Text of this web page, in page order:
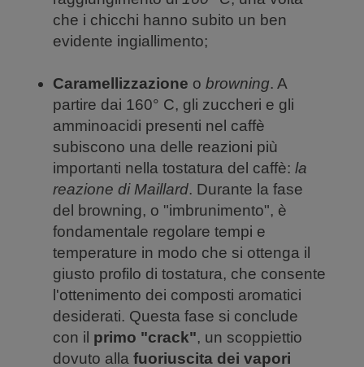
che i chicchi hanno subito un ben
evidente ingiallimento;
Caramellizzazione o browning. A
partire dai 160° C, gli zuccheri e gli
amminoacidi presenti nel caffè
subiscono una delle reazioni più
importanti nella tostatura del caffè: la
reazione di Maillard. Durante la fase
del browning, o "imbrunimento", è
fondamentale regolare tempi e
temperature in modo che si ottenga il
giusto profilo di tostatura, che consente
l'ottenimento dei composti aromatici
desiderati. Questa fase si conclude
con il primo "crack", un scoppiettio
dovuto alla fuoriuscita dei vapori